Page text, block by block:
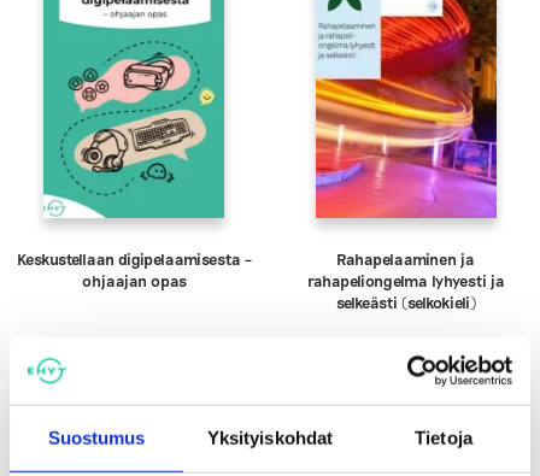
Suostumus Yksityiskohdat Tietoja
Keskustellaan digipelaamisesta –
ohjaajan opas
Rahapelaaminen ja
rahapeliongelma lyhyesti ja
selkeästi (selkokieli)